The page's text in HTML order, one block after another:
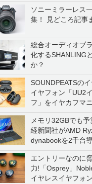
ソニーミラーレス
集！ 見どころ記事
総合オーディオブ
化するSHANLING
か？
SOUNDPEATSの
イヤフォン「UU2
フ」をイヤカフマ
メモリ32GBでも
経新聞社がAMD
dynabookを2千台
エントリーなのに
力!「Osprey」
イヤレスイヤフォ